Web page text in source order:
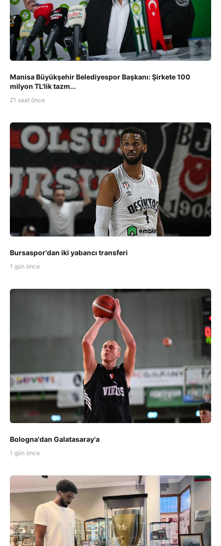
Manisa Büyükşehir Belediyespor Başkanı: Şirkete 100
milyon TL'lik tazm...
21 saat önce
Bursaspor'dan iki yabancı transferi
1 gün önce
Bologna'dan Galatasaray'a
1 gün önce